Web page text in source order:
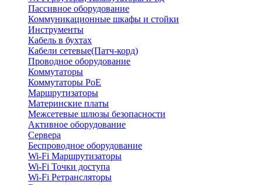
Пассивное оборудование
Коммуникационные шкафы и стойки
Инструменты
Кабель в бухтах
Кабели сетевые(Патч-корд)
Проводное оборудование
Коммутаторы
Коммутаторы PoE
Маршрутизаторы
Материнские платы
Межсетевые шлюзы безопасности
Активное оборудование
Сервера
Беспроводное оборудование
Wi-Fi Маршрутизаторы
Wi-Fi Точки доступа
Wi-Fi Ретрансляторы